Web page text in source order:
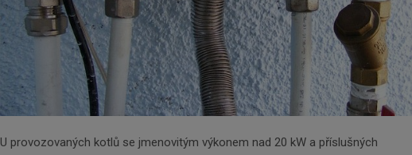
U provozovaných kotlů se jmenovitým výkonem nad 20 kW a příslušných